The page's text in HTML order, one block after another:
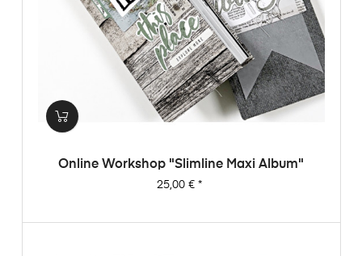
Online Workshop "Slimline Maxi Album"
Preis
25,00 €*